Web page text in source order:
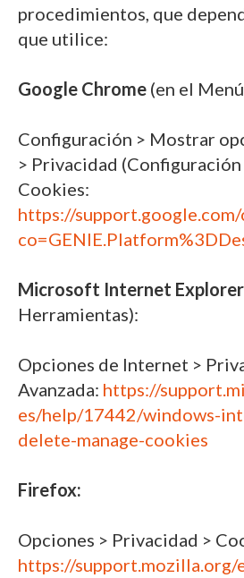
procedimientos, que
que utilice:
Google Chrome (en el
Configuración > Mostrar
> Privacidad
Cookies:
https://
Microsoft Internet Explorer
Herramientas):
Opciones de Internet >
Avanzada: https://
es/help/17442/windows-
delete-manage-cookies
Firefox:
Opciones > Privacidad >
https://